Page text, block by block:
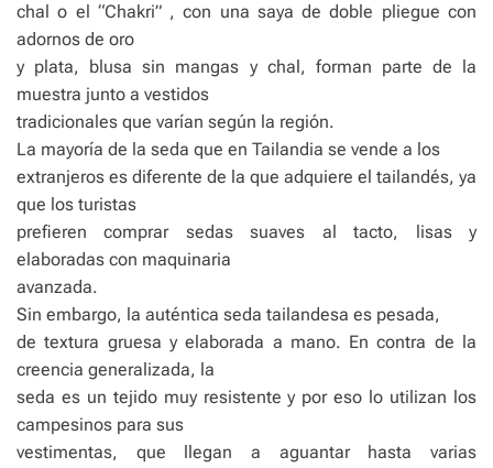
chal o el “Chakri” , con una saya de doble pliegue con
adornos de oro
y plata, blusa sin mangas y chal, forman parte de la
muestra junto a vestidos
tradicionales que varían según la región.
La mayoría de la seda que en Tailandia se vende a los
extranjeros es diferente de la que adquiere el tailandés, ya
que los turistas
prefieren comprar sedas suaves al tacto, lisas y
elaboradas con maquinaria
avanzada.
Sin embargo, la auténtica seda tailandesa es pesada,
de textura gruesa y elaborada a mano. En contra de la
creencia generalizada, la
seda es un tejido muy resistente y por eso lo utilizan los
campesinos para sus
vestimentas, que llegan a aguantar hasta varias